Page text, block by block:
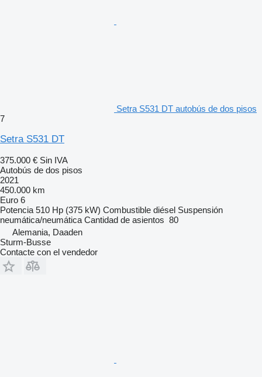
Setra S531 DT autobús de dos pisos
7
Setra S531 DT
375.000 € Sin IVA
Autobús de dos pisos
2021
450.000 km
Euro 6
Potencia 510 Hp (375 kW) Combustible diésel Suspensión
neumática/neumática Cantidad de asientos 80
Alemania, Daaden
Sturm-Busse
Contacte con el vendedor